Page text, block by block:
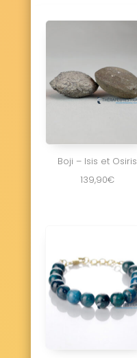
Boji – Isis et Osiris
139,90€